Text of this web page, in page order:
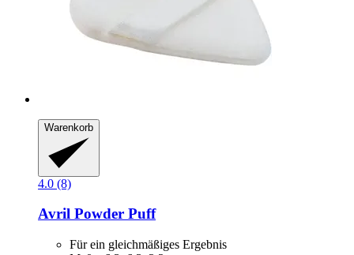
Warenkorb
4.0 (8)
Avril Powder Puff
Für ein gleichmäßiges Ergebnis